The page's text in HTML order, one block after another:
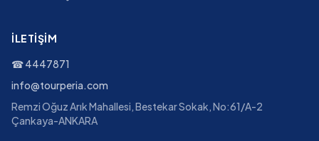
İLETIŞIM
☎4447871
info@tourperia.com
Remzi Oğuz Arık Mahallesi, Bestekar Sokak, No:61/A-2
Çankaya-ANKARA